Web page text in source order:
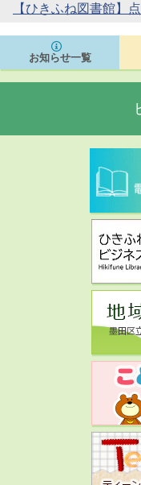
【ひきふね図書館】
お知らせ一覧